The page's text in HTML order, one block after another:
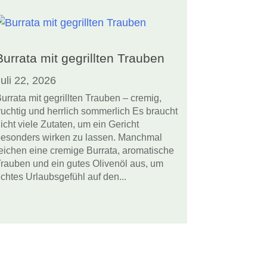
mit gegrillten Trauben
22, 2026
mit gegrillten Trauben – cremig,
und herrlich sommerlich Es braucht
viele Zutaten, um ein Gericht
wirken zu lassen. Manchmal
eine cremige Burrata, aromatische
und ein gutes Olivenöl aus, um
Urlaubsgefühl auf den...